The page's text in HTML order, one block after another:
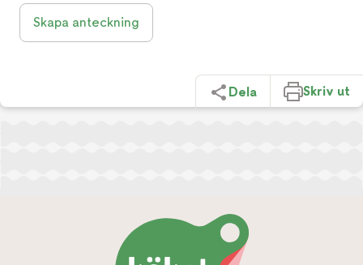
Skapa anteckning
Dela Skriv ut